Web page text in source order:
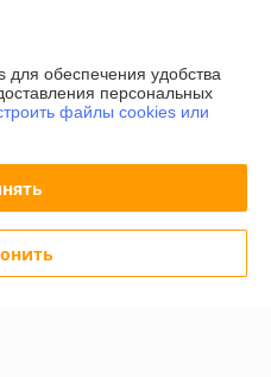
обеспечения удобства
персональных
файлы cookies или